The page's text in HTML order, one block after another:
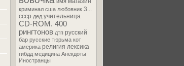
криминал сша любовник 3...
ссср дед учительница
CD-ROM. 400
рингтонов дтп русский
бар русские тюрьма кот
америка религия лексика
гибдд медицина Анекдоты
Иностранцы